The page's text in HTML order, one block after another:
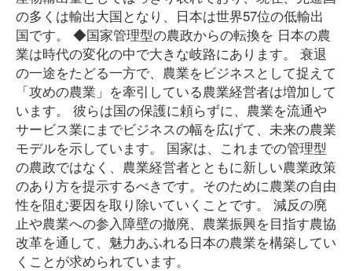
の多くは輸出大国となり、日本は世界57位の低輸出
国です。 ◆国家管理型の農政からの転換を 日本の農
業は時代の変化の中で大きな岐路にあります。 衰退
の一途をたどる一方で、農業をビジネスとして捉えて
「攻めの農業」を牽引している農業経営者は増加して
います。 彼らは国の保護に頼らずに、農業を流通や
サービス業にまでビジネスの幅を広げて、未来の農業
モデルを示しています。 国家は、これまでの管理型
の農政ではなく、農業経営者とともに新しい農業政策
のあり方を提示するべきです。そのために農業の自由
性を阻む要因を取り除いていくことです。 減反の廃
止や農業への参入障壁の撤廃、農業振興を目指す農協
改革を通して、魅力あふれる日本の農業を構築してい
くことが求められています。